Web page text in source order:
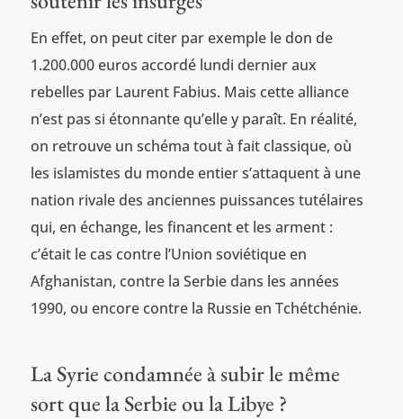
En effet, on peut citer par exemple le don de
1.200.000 euros accordé lundi dernier aux
rebelles par Laurent Fabius. Mais cette alliance
n’est pas si étonnante qu’elle y paraît. En réalité,
on retrouve un schéma tout à fait classique, où
les islamistes du monde entier s’attaquent à une
nation rivale des anciennes puissances tutélaires
qui, en échange, les financent et les arment :
c’était le cas contre l’Union soviétique en
Afghanistan, contre la Serbie dans les années
1990, ou encore contre la Russie en Tchétchénie.
La Syrie condamnée à subir le même
sort que la Serbie ou la Libye ?